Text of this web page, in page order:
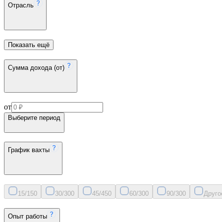
Отрасль
Показать ещё
Сумма дохода (от)
от
Выберите период
График вахты
15/150 30/300 45/450 60/300 90/300
Опыт работы